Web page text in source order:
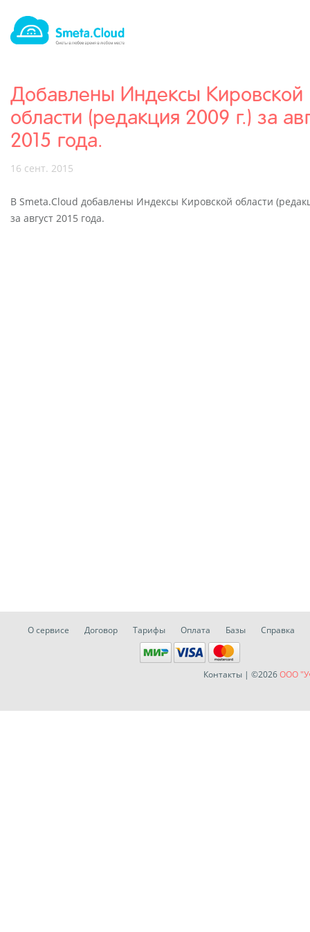
Добавлены Индексы Кировской
области (редакция 2009 г.) за
2015 года.
16 сент. 2015
В Smeta.Cloud добавлены Индексы Кировской области
за август 2015 года.
О сервисе Договор Тарифы Оплата Базы Справка
Контакты | ©2026ООО